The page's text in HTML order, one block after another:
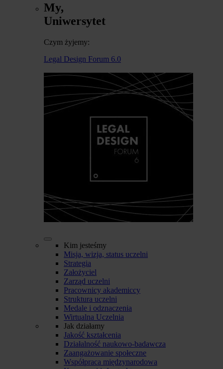
My,
Uniwersytet
Czym żyjemy:
Legal Design Forum 6.0
Kim jesteśmy
Misja, wizja, status uczelni
Strategia
Założyciel
Zarząd uczelni
Pracownicy akademiccy
Struktura uczelni
Medale i odznaczenia
Wirtualna Uczelnia
Jak działamy
Jakość kształcenia
Działalność naukowo-badawcza
Zaangażowanie społeczne
Współpraca międzynarodowa